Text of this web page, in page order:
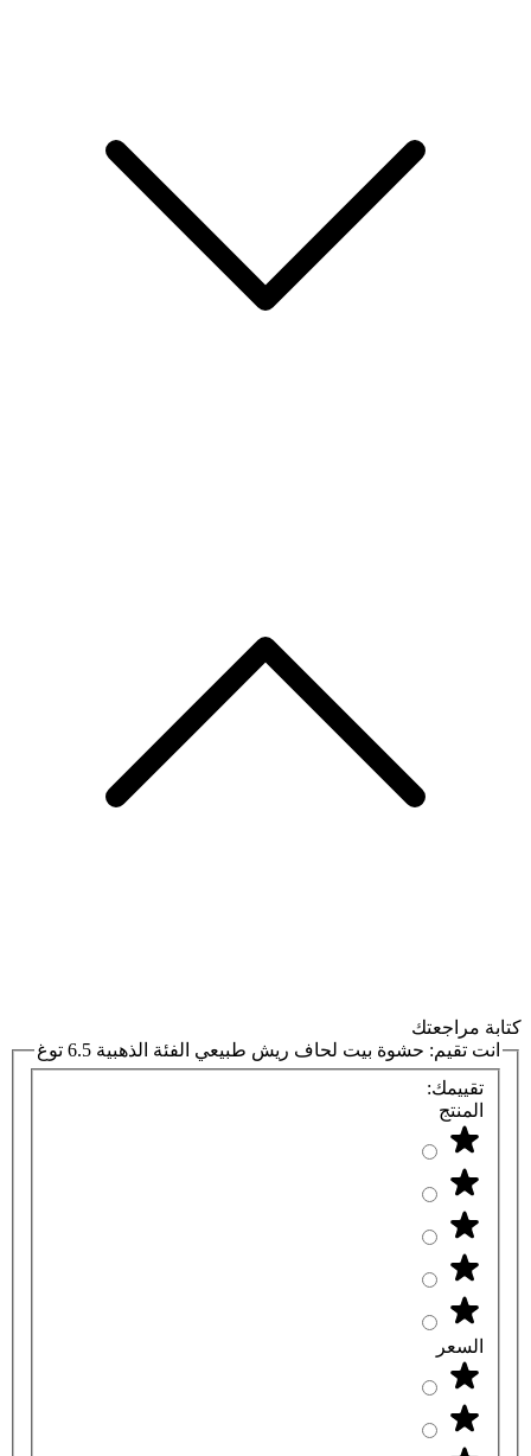
كتابة مراجعتك
انت تقيم: حشوة بيت لحاف ريش طبيعي الفئة الذهبية 6.5 توغ
تقييمك:
المنتج
السعر